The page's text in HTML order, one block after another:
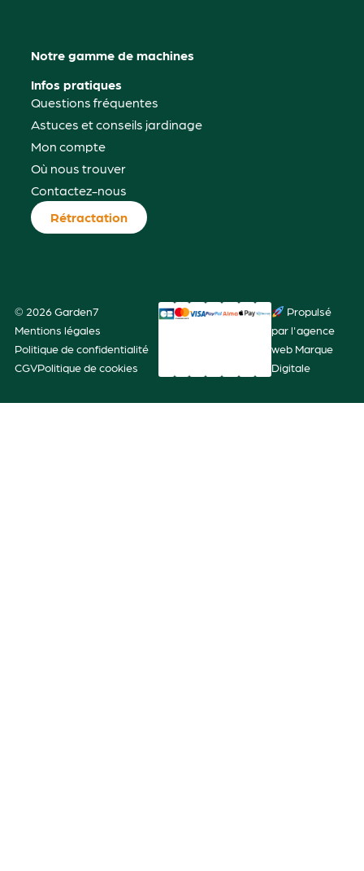
Notre gamme de machines
Infos pratiques
Questions fréquentes
Astuces et conseils jardinage
Mon compte
Où nous trouver
Contactez-nous
Rétractation
© 2026 Garden7
Mentions légales
Politique de confidentialité
CGVPolitique de cookies
Propulsé
par l'agence
web Marque
Digitale